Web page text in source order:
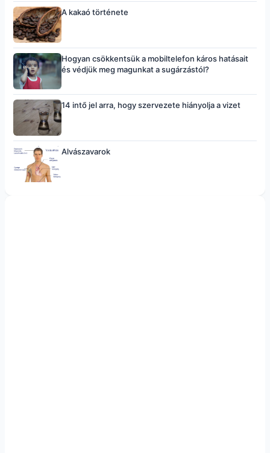
A kakaó története
Hogyan csökkentsük a mobiltelefon káros hatásait
és védjük meg magunkat a sugárzástól?
14 intő jel arra, hogy szervezete hiányolja a vizet
Alvászavarok